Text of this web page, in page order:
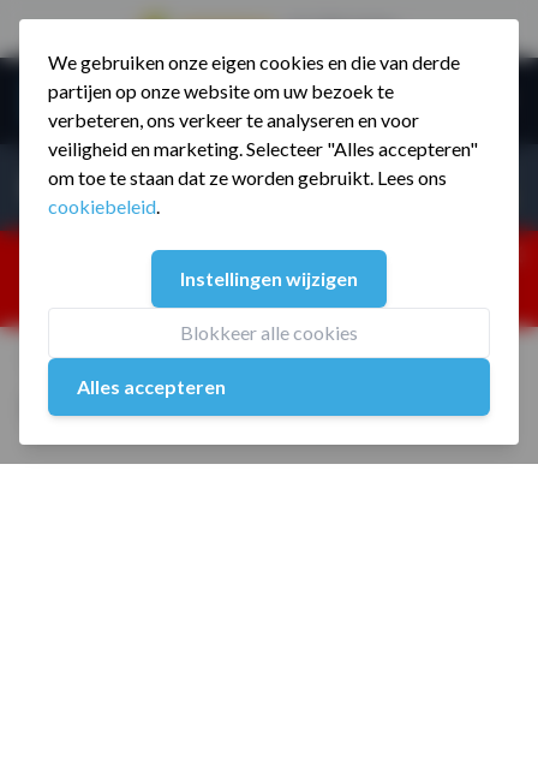
We gebruiken onze eigen cookies en die van derde
partijen op onze website om uw bezoek te
verbeteren, ons verkeer te analyseren en voor
veiligheid en marketing. Selecteer "Alles accepteren"
om toe te staan dat ze worden gebruikt. Lees ons
cookiebeleid.
Instellingen wijzigen
Blokkeer alle cookies
Alles accepteren
Ga naar de inhoud
Menu
Producten zoeken...
25% korting ivm vakantiesluiting. Gebruik code:
ZOMERMP. muv vloeren, fitnesstoestellen, boksartikelen,
zakelijk en dealer inlog. Verzending vanaf 19 aug.
Home / Hexa Dumbbell 40 kg per Stuk
Hexa Dumbbell 40 kg per Stuk